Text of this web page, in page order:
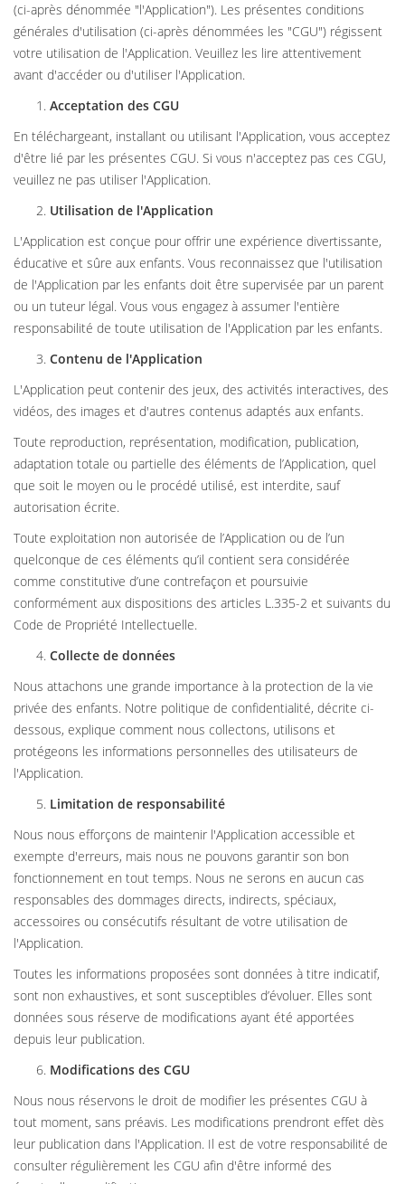
(ci-après dénommée "l'Application"). Les présentes conditions
générales d'utilisation (ci-après dénommées les "CGU") régissent
votre utilisation de l'Application. Veuillez les lire attentivement
avant d'accéder ou d'utiliser l'Application.
Acceptation des CGU
En téléchargeant, installant ou utilisant l'Application, vous acceptez
d'être lié par les présentes CGU. Si vous n'acceptez pas ces CGU,
veuillez ne pas utiliser l'Application.
Utilisation de l'Application
L'Application est conçue pour offrir une expérience divertissante,
éducative et sûre aux enfants. Vous reconnaissez que l'utilisation
de l'Application par les enfants doit être supervisée par un parent
ou un tuteur légal. Vous vous engagez à assumer l'entière
responsabilité de toute utilisation de l'Application par les enfants.
Contenu de l'Application
L'Application peut contenir des jeux, des activités interactives, des
vidéos, des images et d'autres contenus adaptés aux enfants.
Toute reproduction, représentation, modification, publication,
adaptation totale ou partielle des éléments de l’Application, quel
que soit le moyen ou le procédé utilisé, est interdite, sauf
autorisation écrite.
Toute exploitation non autorisée de l’Application ou de l’un
quelconque de ces éléments qu’il contient sera considérée
comme constitutive d’une contrefaçon et poursuivie
conformément aux dispositions des articles L.335-2 et suivants du
Code de Propriété Intellectuelle.
Collecte de données
Nous attachons une grande importance à la protection de la vie
privée des enfants. Notre politique de confidentialité, décrite ci-
dessous, explique comment nous collectons, utilisons et
protégeons les informations personnelles des utilisateurs de
l'Application.
Limitation de responsabilité
Nous nous efforçons de maintenir l'Application accessible et
exempte d'erreurs, mais nous ne pouvons garantir son bon
fonctionnement en tout temps. Nous ne serons en aucun cas
responsables des dommages directs, indirects, spéciaux,
accessoires ou consécutifs résultant de votre utilisation de
l'Application.
Toutes les informations proposées sont données à titre indicatif,
sont non exhaustives, et sont susceptibles d’évoluer. Elles sont
données sous réserve de modifications ayant été apportées
depuis leur publication.
Modifications des CGU
Nous nous réservons le droit de modifier les présentes CGU à
tout moment, sans préavis. Les modifications prendront effet dès
leur publication dans l'Application. Il est de votre responsabilité de
consulter régulièrement les CGU afin d'être informé des